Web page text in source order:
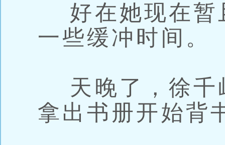
好在她现在暂
一些缓冲时间。
天晚了，徐千
拿出书册开始背